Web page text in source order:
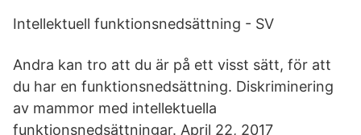
Intellektuell funktionsnedsättning - SV
Andra kan tro att du är på ett visst sätt, för att
du har en funktionsnedsättning. Diskriminering
av mammor med intellektuella
funktionsnedsättningar. April 22, 2017